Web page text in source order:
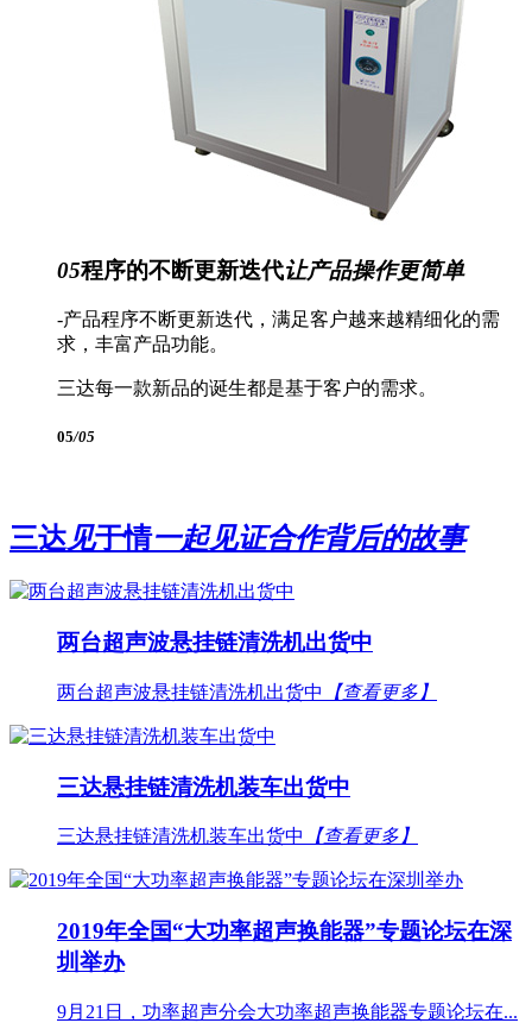
05程序的不断更新迭代让产品操作更简单
-产品程序不断更新迭代，满足客户越来越精细化的需
求，丰富产品功能。
三达每一款新品的诞生都是基于客户的需求。
05/05
三达见于情一起见证合作背后的故事
两台超声波悬挂链清洗机出货中
两台超声波悬挂链清洗机出货中 【查看更多】
三达悬挂链清洗机装车出货中
三达悬挂链清洗机装车出货中 【查看更多】
2019年全国“大功率超声换能器”专题论坛在深
圳举办
9月21日，功率超声分会大功率超声换能器专题论坛在...